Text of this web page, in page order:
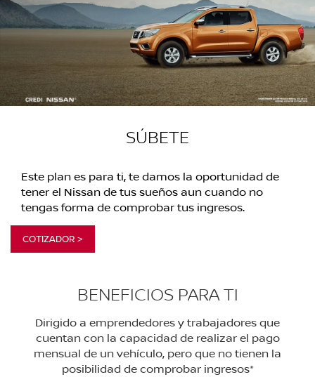
SÚBETE
Este plan es para ti, te damos la oportunidad de
tener el Nissan de tus sueños aun cuando no
tengas forma de comprobar tus ingresos.
COTIZADOR >
BENEFICIOS PARA TI
Dirigido a emprendedores y trabajadores que
cuentan con la capacidad de realizar el pago
mensual de un vehículo, pero que no tienen la
posibilidad de comprobar ingresos*